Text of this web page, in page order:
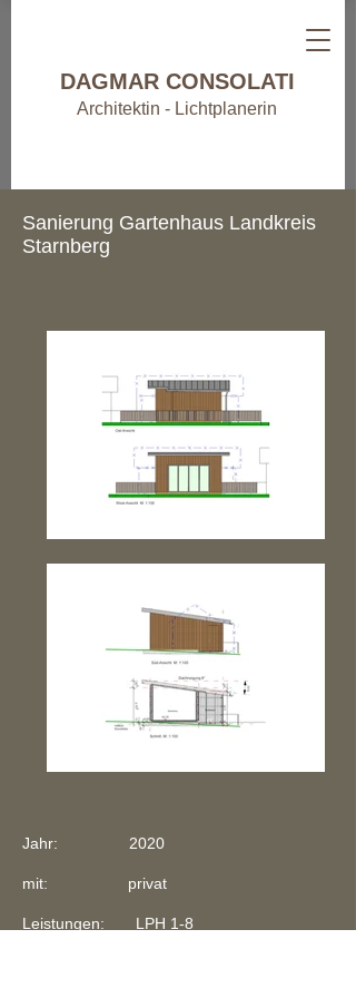
DAGMAR CONSOLATI
Architektin - Lichtplanerin
Sanierung Gartenhaus Landkreis
Starnberg
Jahr: 2020
mit: privat
Leistungen: LPH 1-8